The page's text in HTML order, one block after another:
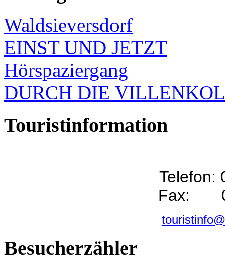
Waldsieversdorf
EINST UND JETZT
Hörspaziergang
DURCH DIE
Touristinformation
Telefon:
Fax:
Besucherzähler